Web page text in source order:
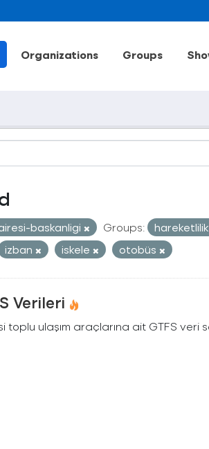
Organizations Groups
baskanligi Groups:
izban iskele otobüs
Verileri
toplu ulaşım araçlarına ait GTFS veri